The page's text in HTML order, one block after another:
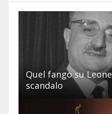
Quel fango su
scandalo